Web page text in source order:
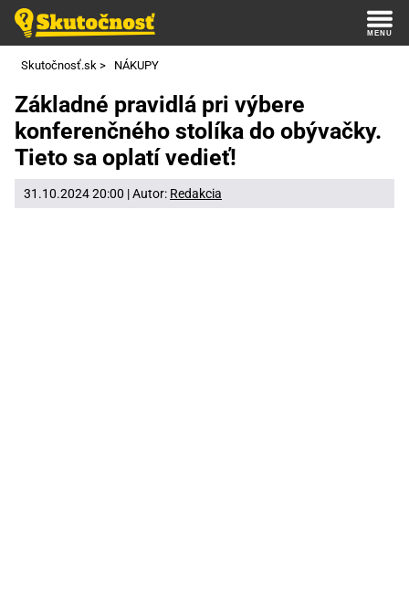
Skutočnosť.sk > NÁKUPY
Základné pravidlá pri výbere
konferenčného stolíka do obývačky.
Tieto sa oplatí vedieť!
31.10.2024 20:00 | Autor: Redakcia